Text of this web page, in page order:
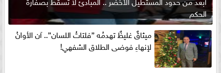
الحكم
ميثاقٌ غليظٌ تهدمُه ”فلتاتُ اللسان”.. آن الأوانُ
لإنهاءِ فوضى الطلاق الشفهي!